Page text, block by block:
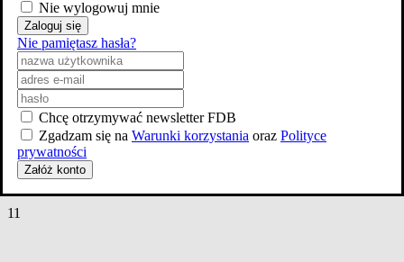
Zwiastun PL#1
Zdjęcia
11
Nie wylogowuj mnie
Zaloguj się
Nie pamiętasz hasła?
Chcę otrzymywać newsletter FDB
Zgadzam się na Warunki korzystania oraz Polityce
prywatności
Załóż konto